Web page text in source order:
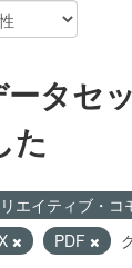
タセ
た
エイティブ・コ
PDF